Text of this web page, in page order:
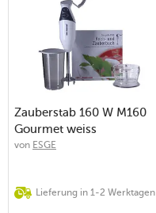
Zauberstab 160 W M160
Gourmet weiss
von ESGE
Lieferung in 1-2 Werktagen